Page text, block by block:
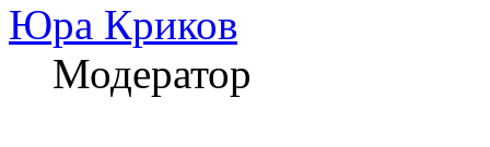
Юра Криков
Модератор